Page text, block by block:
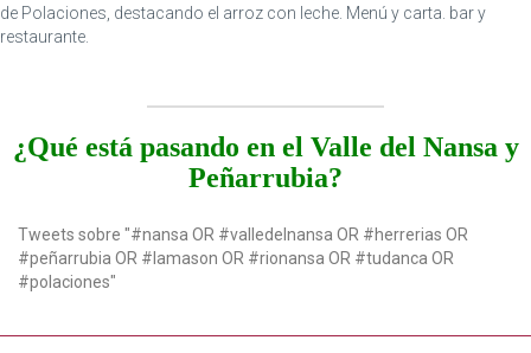
de Polaciones, destacando el arroz con leche. Menú y carta. bar y
restaurante.
¿Qué está pasando en el Valle del Nansa y
Peñarrubia?
Tweets sobre "#nansa OR #valledelnansa OR #herrerias OR
#peñarrubia OR #lamason OR #rionansa OR #tudanca OR
#polaciones"